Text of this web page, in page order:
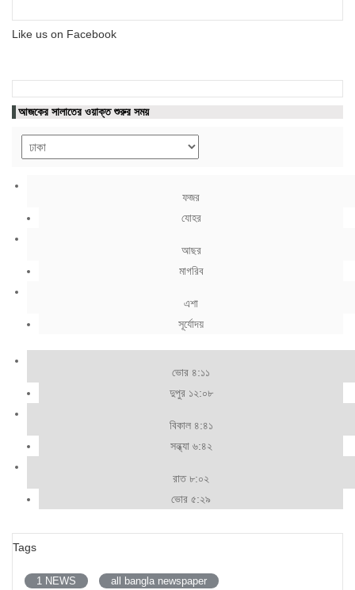
Like us on Facebook
আজকের সালাতের ওয়াক্ত শুরুর সময়
ফজর
যোহর
আছর
মাগরিব
এশা
সূর্যোদয়
ভোর ৪:১১
দুপুর ১২:০৮
বিকাল ৪:৪১
সন্ধ্যা ৬:৪২
রাত ৮:০২
ভোর ৫:২৯
Tags
1 NEWS
all bangla newspaper